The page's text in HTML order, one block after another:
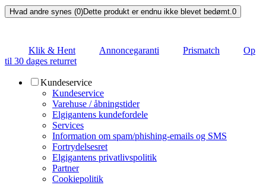
Hvad andre synes (0)Dette produkt er endnu ikke blevet bedømt.0
Klik & Hent Annoncegaranti Prismatch
Op
til 30 dages returret
Kundeservice
Kundeservice
Varehuse / åbningstider
Elgigantens kundefordele
Services
Information om spam/phishing-emails og SMS
Fortrydelsesret
Elgigantens privatlivspolitik
Partner
Cookiepolitik